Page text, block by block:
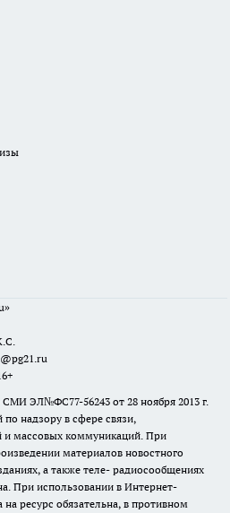
СМИ ЭЛ№ФС77-56243 от 28 ноября 2013 г.
надзору в сфере связи,
массовых коммуникаций. При
материалов новостного
а также теле- радиосообщениях
При использовании в Интернет-
ресурс обязательна, в противном